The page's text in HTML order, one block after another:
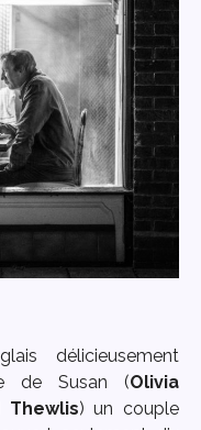
délicieusement
de Susan (Olivia
Thewlis) un couple